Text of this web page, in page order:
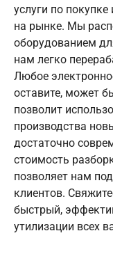
услуги по
на рынке. Мы
оборудованием
нам легко
Любое
оставите, может
позволит
производства
достаточно
стоимость
позволяет нам
клиентов.
быстрый,
утилизации всех